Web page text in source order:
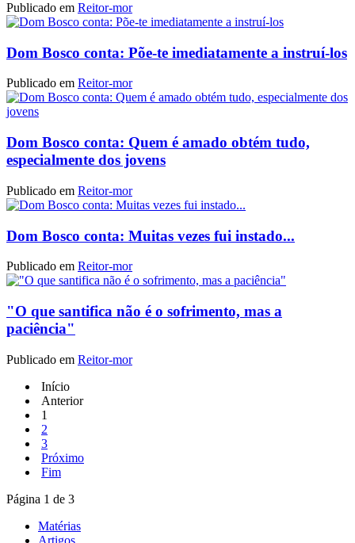
Publicado em Reitor-mor
Dom Bosco conta: Põe-te imediatamente a instruí-los
Publicado em Reitor-mor
Dom Bosco conta: Quem é amado obtém tudo,
especialmente dos jovens
Publicado em Reitor-mor
Dom Bosco conta: Muitas vezes fui instado...
Publicado em Reitor-mor
"O que santifica não é o sofrimento, mas a
paciência"
Publicado em Reitor-mor
Início
Anterior
1
2
3
Próximo
Fim
Página 1 de 3
Matérias
Artigos